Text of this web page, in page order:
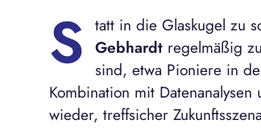
S tatt in die Glaskugel zu
Gebhardt regelmäßig
sind, etwa Pioniere in
Kombination mit
wieder, treffsicher